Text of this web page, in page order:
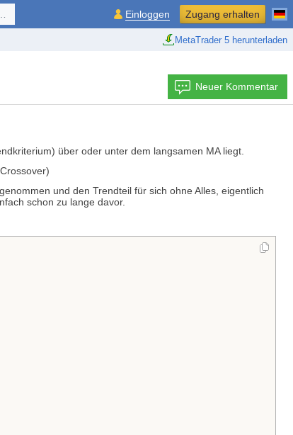
MetaTrader 5 herunterladen
Einloggen Zugang erhalten
Neuer Kommentar
über oder unter dem langsamen MA liegt.
und den Trendteil für sich ohne Alles, eigentlich
schon zu lange davor.